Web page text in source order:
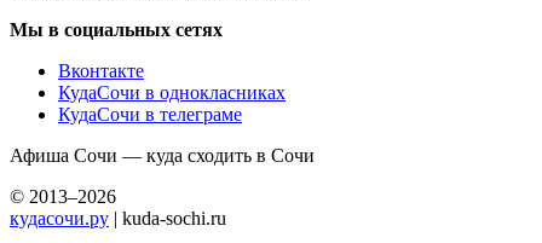
Мы в социальных сетях
Вконтакте
КудаСочи в однокласниках
КудаСочи в телеграме
Афиша Сочи — куда сходить в Сочи
© 2013–2026
кудасочи.ру | kuda-sochi.ru